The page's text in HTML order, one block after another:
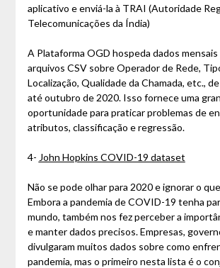
aplicativo e enviá-la à TRAI (Autoridade
Telecomunicações da Índia)
A Plataforma OGD hospeda dados mensais
arquivos CSV sobre Operador de Rede,
Localização, Qualidade da Chamada, etc.,
até outubro de 2020. Isso fornece uma
oportunidade para praticar problemas de
atributos, classificação e regressão.
4- John Hopkins COVID-19 dataset
Não se pode olhar para 2020 e ignorar o
Embora a pandemia de COVID-19 tenha
mundo, também nos fez perceber a
e manter dados precisos. Empresas,
divulgaram muitos dados sobre como
pandemia, mas o primeiro nesta lista é o